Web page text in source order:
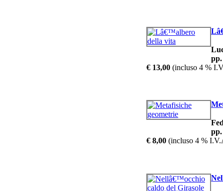
pp.
€ 13,00 (incluso 4 %
pp.
€ 8,00 (incluso 4 %